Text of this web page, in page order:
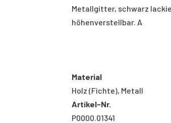
Metallgitter, schwarz
höhenverstellbar. A
Material
Holz (Fichte), Metall
Artikel-Nr.
P0000.01341